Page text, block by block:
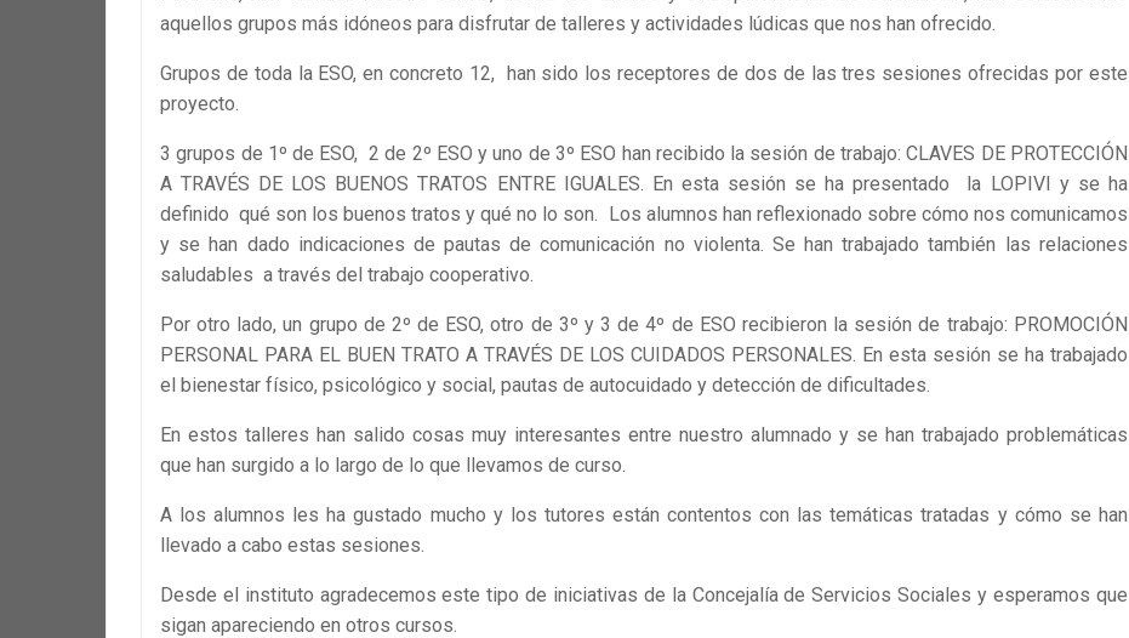
aquellos grupos más idóneos para disfrutar de talleres y actividades lúdicas que nos han ofrecido.
Grupos de toda la ESO, en concreto 12, han sido los receptores de dos de las tres sesiones ofrecidas por este
proyecto.
3 grupos de 1º de ESO, 2 de 2º ESO y uno de 3º ESO han recibido la sesión de trabajo: CLAVES DE PROTECCIÓN
A TRAVÉS DE LOS BUENOS TRATOS ENTRE IGUALES. En esta sesión se ha presentado la LOPIVI y se ha
definido qué son los buenos tratos y qué no lo son. Los alumnos han reflexionado sobre cómo nos comunicamos
y se han dado indicaciones de pautas de comunicación no violenta. Se han trabajado también las relaciones
saludables a través del trabajo cooperativo.
Por otro lado, un grupo de 2º de ESO, otro de 3º y 3 de 4º de ESO recibieron la sesión de trabajo: PROMOCIÓN
PERSONAL PARA EL BUEN TRATO A TRAVÉS DE LOS CUIDADOS PERSONALES. En esta sesión se ha trabajado
el bienestar físico, psicológico y social, pautas de autocuidado y detección de dificultades.
En estos talleres han salido cosas muy interesantes entre nuestro alumnado y se han trabajado problemáticas
que han surgido a lo largo de lo que llevamos de curso.
A los alumnos les ha gustado mucho y los tutores están contentos con las temáticas tratadas y cómo se han
llevado a cabo estas sesiones.
Desde el instituto agradecemos este tipo de iniciativas de la Concejalía de Servicios Sociales y esperamos que
sigan apareciendo en otros cursos.